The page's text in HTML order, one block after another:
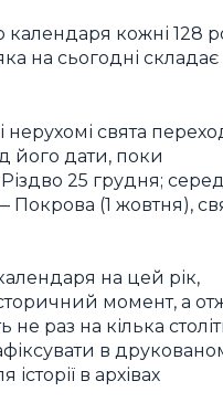
кожні 128
на сьогодні складає
свята
його дати, поки
25 грудня;
Покрова (1 жовтня),
на цей рік,
момент, а
раз на кілька
в
в архівах